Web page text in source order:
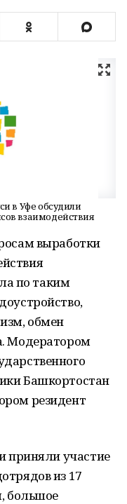
в Уфе обсудили
взаимодействия
выработки
по таким
обмен
Модератором
Башкортостан
резидент
приняли участие
из 17
большое